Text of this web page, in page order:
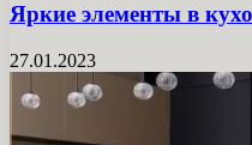
Яркие элементы в
27.01.2023